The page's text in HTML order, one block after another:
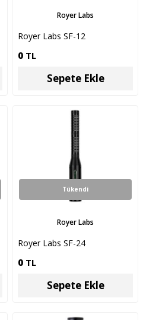
Royer Labs
Royer Labs SF-12
0 TL
Sepete Ekle
Tükendi
Royer Labs
Royer Labs SF-24
0 TL
Sepete Ekle